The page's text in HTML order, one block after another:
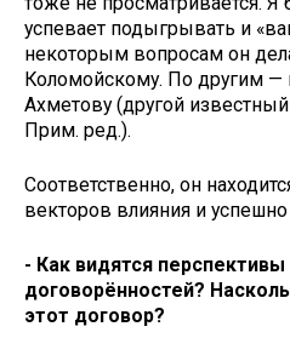
успевает подыгрывать и
некоторым вопросам он
Коломойскому. По другим —
Ахметову (другой
Прим. ред.).
Соответственно, он
векторов влияния и
- Как видятся
договорённостей?
этот договор?